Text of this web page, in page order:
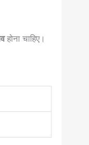
होना चाहिए।